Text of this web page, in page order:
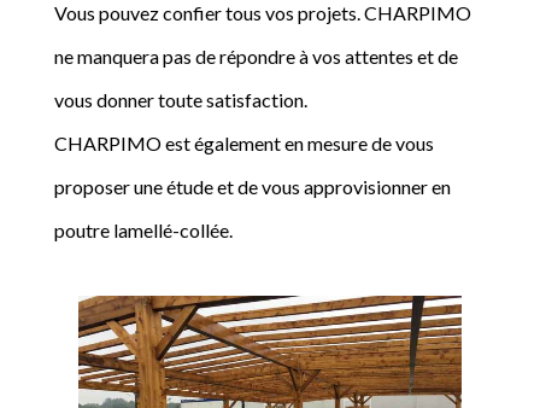
Vous pouvez confier tous vos projets. CHARPIMO
ne manquera pas de répondre à vos attentes et de
vous donner toute satisfaction.
CHARPIMO est également en mesure de vous
proposer une étude et de vous approvisionner en
poutre lamellé-collée.